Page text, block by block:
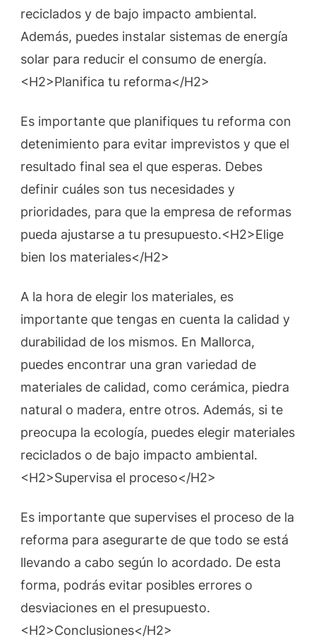
reciclados y de bajo impacto ambiental.
Además, puedes instalar sistemas de energía
solar para reducir el consumo de energía.
<H2>Planifica tu reforma</H2>
Es importante que planifiques tu reforma con
detenimiento para evitar imprevistos y que el
resultado final sea el que esperas. Debes
definir cuáles son tus necesidades y
prioridades, para que la empresa de reformas
pueda ajustarse a tu presupuesto.<H2>Elige
bien los materiales</H2>
A la hora de elegir los materiales, es
importante que tengas en cuenta la calidad y
durabilidad de los mismos. En Mallorca,
puedes encontrar una gran variedad de
materiales de calidad, como cerámica, piedra
natural o madera, entre otros. Además, si te
preocupa la ecología, puedes elegir materiales
reciclados o de bajo impacto ambiental.
<H2>Supervisa el proceso</H2>
Es importante que supervises el proceso de la
reforma para asegurarte de que todo se está
llevando a cabo según lo acordado. De esta
forma, podrás evitar posibles errores o
desviaciones en el presupuesto.
<H2>Conclusiones</H2>